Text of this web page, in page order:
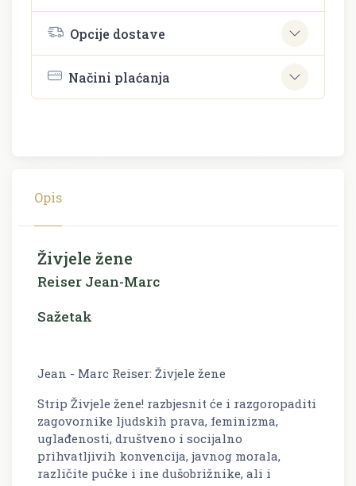
Opcije dostave
Načini plaćanja
Opis
Živjele žene
Reiser Jean-Marc
Sažetak
Jean - Marc Reiser: Živjele žene
Strip Živjele žene! razbjesnit će i razgoropaditi
zagovornike ljudskih prava, feminizma,
uglađenosti, društveno i socijalno
prihvatljivih konvencija, javnog morala,
različite pučke i ine dušobrižnike, ali i